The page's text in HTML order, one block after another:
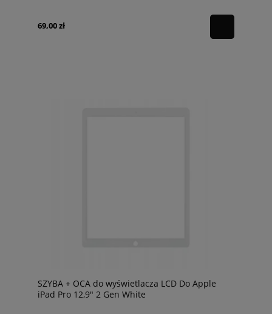
69,00 zł
SZYBA + OCA do wyświetlacza LCD Do Apple
iPad Pro 12,9" 2 Gen White